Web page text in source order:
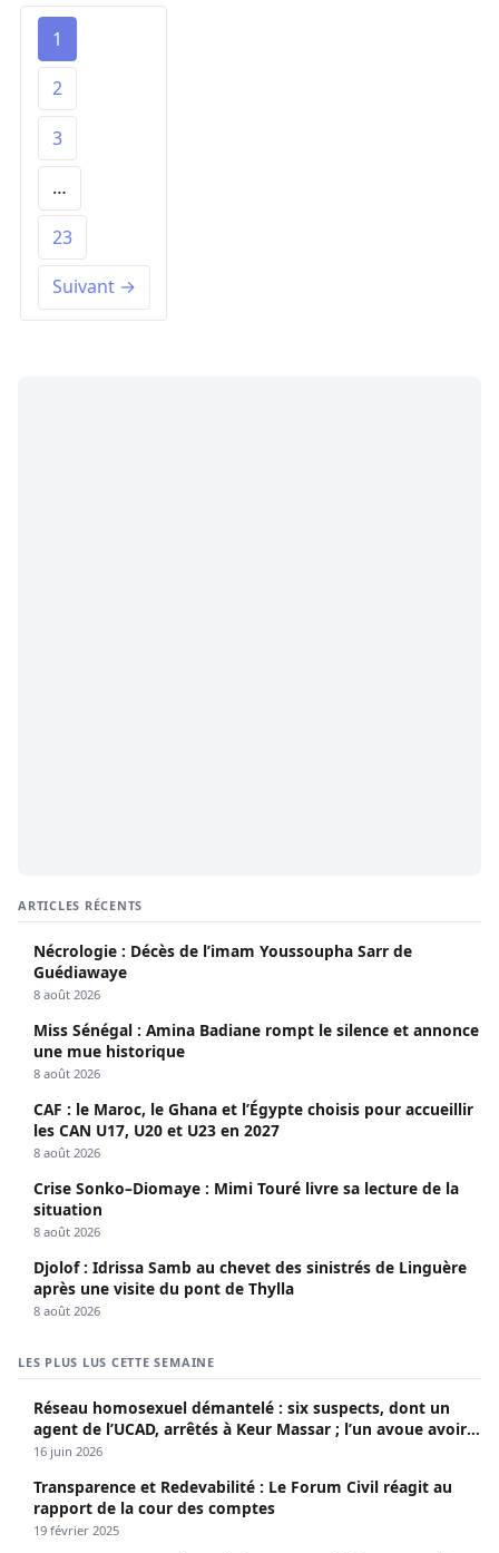
1
2
3
…
23
Suivant →
ARTICLES RÉCENTS
Nécrologie : Décès de l’imam Youssoupha Sarr de
Guédiawaye
8 août 2026
Miss Sénégal : Amina Badiane rompt le silence et annonce
une mue historique
8 août 2026
CAF : le Maroc, le Ghana et l’Égypte choisis pour accueillir
les CAN U17, U20 et U23 en 2027
8 août 2026
Crise Sonko–Diomaye : Mimi Touré livre sa lecture de la
situation
8 août 2026
Djolof : Idrissa Samb au chevet des sinistrés de Linguère
après une visite du pont de Thylla
8 août 2026
LES PLUS LUS CETTE SEMAINE
Réseau homosexuel démantelé : six suspects, dont un
agent de l’UCAD, arrêtés à Keur Massar ; l’un avoue avoir
propagé le VIH depuis 2018
16 juin 2026
Transparence et Redevabilité : Le Forum Civil réagit au
rapport de la cour des comptes
19 février 2025